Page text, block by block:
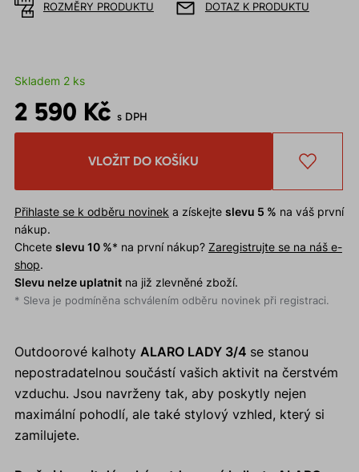
ROZMĚRY PRODUKTU DOTAZ K PRODUKTU
Skladem 2 ks
2 590 Kč s DPH
VLOŽIT DO KOŠÍKU
Přihlaste se k odběru novinek a získejte slevu 5 % na váš první
nákup.
Chcete slevu 10 %* na první nákup? Zaregistrujte se na náš e-
shop.
Slevu nelze uplatnitna již zlevněné zboží.
* Sleva je podmíněna schválením odběru novinek při registraci.
Outdoorové kalhoty ALARO LADY 3/4 se stanou
nepostradatelnou součástí vašich aktivit na čerstvém
vzduchu. Jsou navrženy tak, aby poskytly nejen
maximální pohodlí, ale také stylový vzhled, který si
zamilujete.